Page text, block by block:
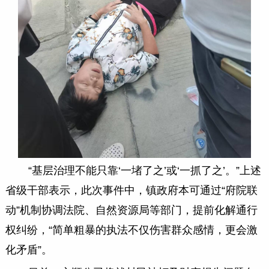
“基层治理不能只靠‘一堵了之’或‘一抓了之’。”上述
省级干部表示，此次事件中，镇政府本可通过“府院联
动”机制协调法院、自然资源局等部门，提前化解通行
权纠纷，“简单粗暴的执法不仅伤害群众感情，更会激
化矛盾”。